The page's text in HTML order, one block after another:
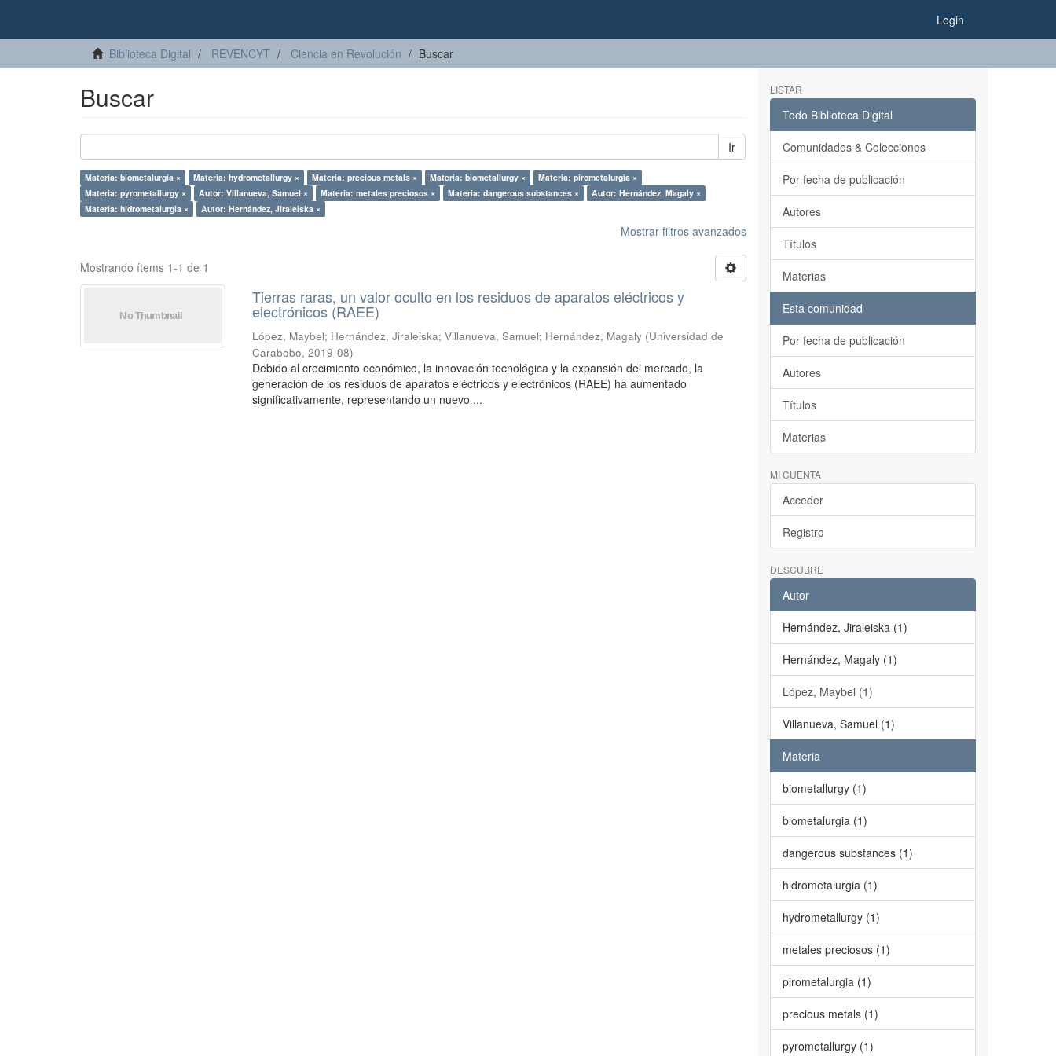
Login
Biblioteca Digital REVENCYT Ciencia en Revolución Buscar
Buscar
Ir
Materia: biometalurgia × Materia: hydrometallurgy × Materia: precious metals × Materia: biometallurgy ×
Materia: pirometalurgia ×
Materia: pyrometallurgy ×
Autor: Villanueva, Samuel × Materia: metales preciosos × Materia: dangerous substances ×
Autor: Hernández, Magaly ×
Materia: hidrometalurgia ×
Autor: Hernández, Jiraleiska ×
Mostrar filtros avanzados
Mostrando ítems 1-1 de 1
Tierras raras, un valor oculto en los residuos de aparatos eléctricos y
electrónicos (RAEE)
López, Maybel; Hernández, Jiraleiska;Villanueva, Samuel; Hernández, Magaly (Universidad de
Carabobo,2019-08)
Debido al crecimiento económico, la innovación tecnológica y la expansión del mercado, la
generación de los residuos de aparatos eléctricos y electrónicos (RAEE) ha aumentado
significativamente, representando un nuevo ...
LISTAR
Todo Biblioteca Digital
Comunidades & Colecciones
Por fecha de publicación
Autores
Títulos
Materias
Esta comunidad
Por fecha de publicación
Autores
Títulos
Materias
MI CUENTA
Acceder
Registro
DESCUBRE
Autor
Hernández, Jiraleiska (1)
Hernández, Magaly (1)
López, Maybel (1)
Villanueva, Samuel (1)
Materia
biometallurgy (1)
biometalurgia (1)
dangerous substances (1)
hidrometalurgia (1)
hydrometallurgy (1)
metales preciosos (1)
pirometalurgia (1)
precious metals (1)
pyrometallurgy (1)